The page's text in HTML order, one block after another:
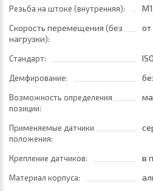
Резьба на штоке (внутренняя):
Скорость перемещения (без
нагрузки):
от
Стандарт:
Демфирование:
Возможность определения
позиции:
Применяемые датчики
положения:
Крепление датчиков: в
Материал корпуса: